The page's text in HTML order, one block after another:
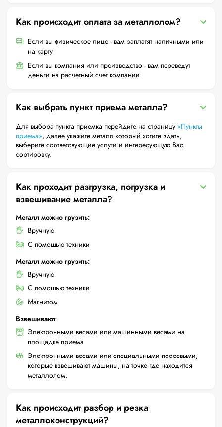
Как происходит оплата за металлолом?
Если вы физическое лицо - вам заплатят наличными или
на карту
Если вы компания или производство - вам переведут
деньги на расчетный счет компании
Как выбрать пункт приема металла?
Для выбора пункта приемка перейдите на страницу «Пункты
приема», далее укажите металл который хотите здать,
выберите соответсвующие услуги и интересующую Вас
сортировку.
Как проходит разгрузка, погрузка и
взвешивание металла?
Металл можно грузить:
Вручную
С помощью техники
Металл можно грузить:
Вручную
С помощью техники
Магнитом
Взвешивают:
Электронными весами или машинными весами на
площадке приема
Электронными весами или специальными поосевыми,
которые взвешивают машины, на точке где находится
металлолом.
Как происходит разбор и резка
металлоконструкций?